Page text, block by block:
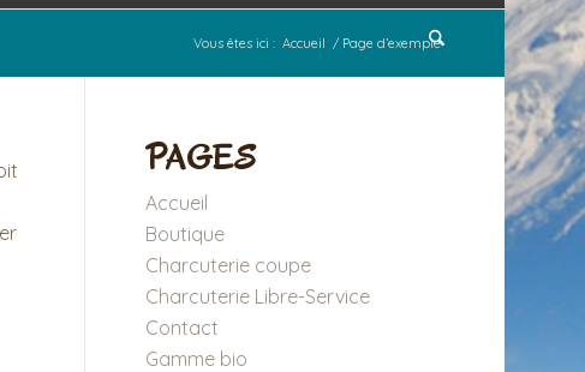
Vous êtes ici : Accueil / Page d’exemple
PAGES
Accueil
Boutique
Charcuterie coupe
Charcuterie Libre-Service
Contact
Gamme bio